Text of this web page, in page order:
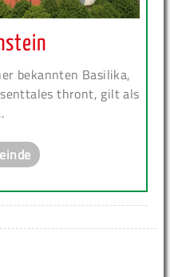
bekannten Basilika,
thront, gilt als